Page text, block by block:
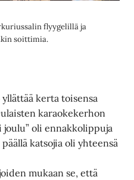
flyygelillä ja
soittimia.
kerta toisensa
karaokekerhon
oli ennakkolippuja
katsojia oli yhteensä
mukaan se, että